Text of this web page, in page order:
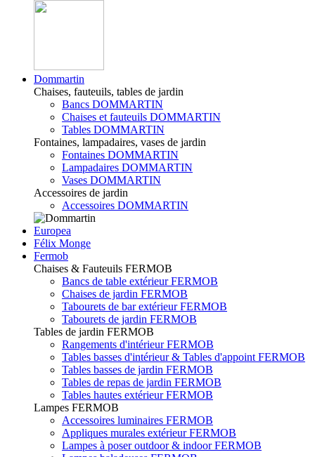
Dommartin
Chaises, fauteuils, tables de jardin
Bancs DOMMARTIN
Chaises et fauteuils DOMMARTIN
Tables DOMMARTIN
Fontaines, lampadaires, vases de jardin
Fontaines DOMMARTIN
Lampadaires DOMMARTIN
Vases DOMMARTIN
Accessoires de jardin
Accessoires DOMMARTIN
Europea
Félix Monge
Fermob
Chaises & Fauteuils FERMOB
Bancs de table extérieur FERMOB
Chaises de jardin FERMOB
Tabourets de bar extérieur FERMOB
Tabourets de jardin FERMOB
Tables de jardin FERMOB
Rangements d'intérieur FERMOB
Tables basses d'intérieur & Tables d'appoint FERMOB
Tables basses de jardin FERMOB
Tables de repas de jardin FERMOB
Tables hautes extérieur FERMOB
Lampes FERMOB
Accessoires luminaires FERMOB
Appliques murales extérieur FERMOB
Lampes à poser outdoor & indoor FERMOB